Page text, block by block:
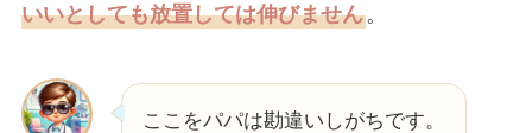
いいとしても放置しては伸びません。
ここをパパは勘違いしがちです。